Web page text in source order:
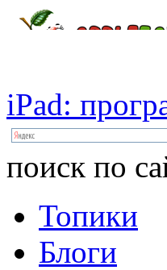
iPad:
поиск по
Топики
Блоги